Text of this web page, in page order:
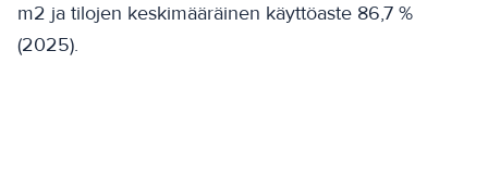
m2 ja tilojen keskimääräinen käyttöaste 86,7 %
(2025).